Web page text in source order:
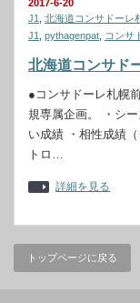
2017-6-20
J1
北海道コンサドーレ
J1
pythagenpat コンサ
北海道コンサド
●コンサドーレ札幌
規専属企画。 ・シ
い成績 ・相性成績
トロ…
詳細を見る
トップページに戻る